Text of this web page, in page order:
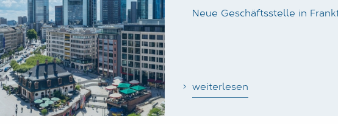
Neue Geschäftsstelle in
weiterlesen